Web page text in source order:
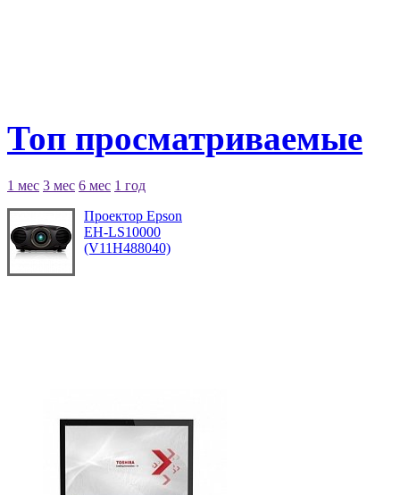
Топ просматриваемые
1 мес 3 мес 6 мес 1 год
Проектор Epson
EH-LS10000
(V11H488040)